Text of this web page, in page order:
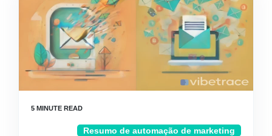
Resumo de automação de marketing